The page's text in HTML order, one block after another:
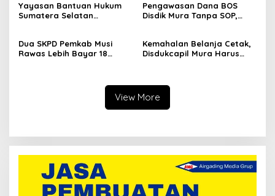
Penegakan Hukum
Yayasan Bantuan Hukum
Sumatera Selatan
Bahet Edi Kuswoyo
Pengawasan Dana BOS
Disdik Mura Tanpa SOP,
Dua SKPD Pemkab Musi
Rawas Lebih Bayar 18
Kemahalan Belanja Cetak,
Disdukcapil Mura Harus
View More